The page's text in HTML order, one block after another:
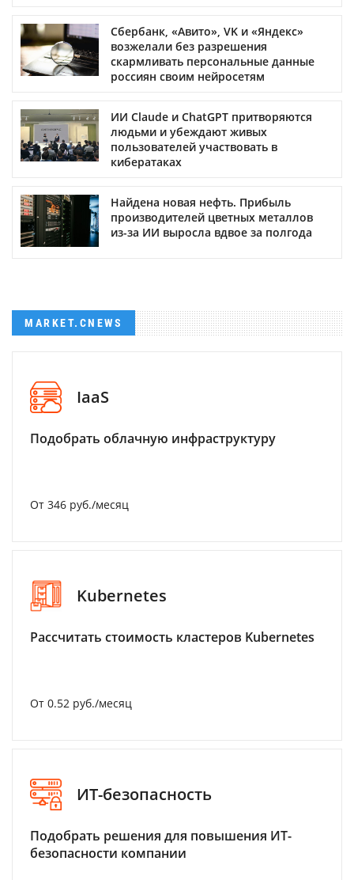
Сбербанк, «Авито», VK и «Яндекс»
возжелали без разрешения
скармливать персональные данные
россиян своим нейросетям
ИИ Claude и ChatGPT притворяются
людьми и убеждают живых
пользователей участвовать в
кибератаках
Найдена новая нефть. Прибыль
производителей цветных металлов
из-за ИИ выросла вдвое за полгода
MARKET.CNEWS
IaaS
Подобрать облачную инфраструктуру
От 346 руб./месяц
Kubernetes
Рассчитать стоимость кластеров Kubernetes
От 0.52 руб./месяц
ИТ-безопасность
Подобрать решения для повышения ИТ-
безопасности компании